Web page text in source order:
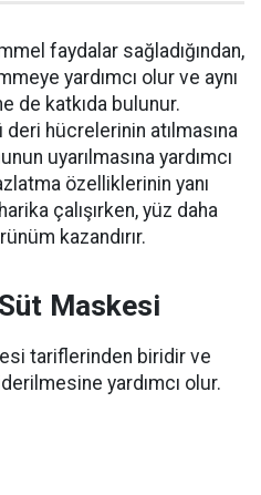
faydalar sağladığından,
yardımcı olur ve aynı
de katkıda bulunur.
hücrelerinin atılmasına
uyarılmasına yardımcı
özelliklerinin yanı
çalışırken, yüz daha
kazandırır.
Maskesi
tariflerinden biridir ve
yardımcı olur.